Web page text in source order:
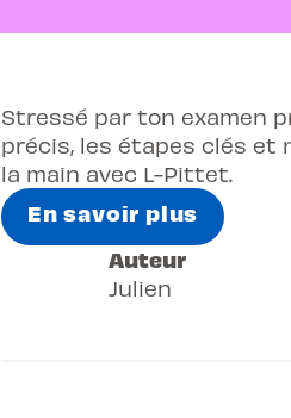
Stressé par ton examen
précis, les étapes clés et
la main avec L-Pittet.
En savoir plus
Auteur
Julien